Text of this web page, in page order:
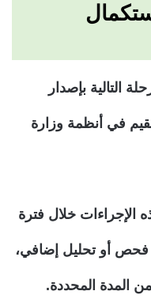
التالية بإصدار
في أنظمة وزارة
الإجراءات خلال فترة
فحص أو تحليل إضافي،
المدة المحددة.